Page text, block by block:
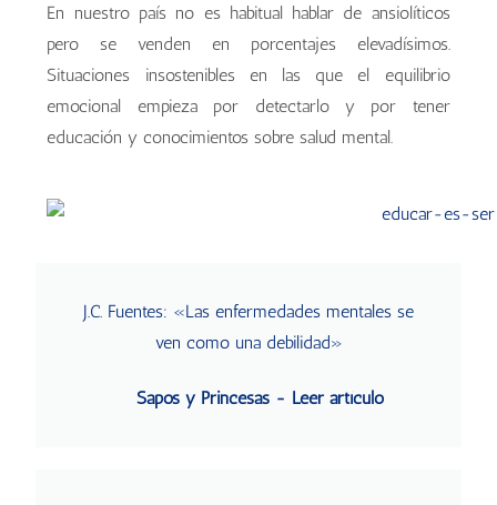
En nuestro país no es habitual hablar de ansiolíticos
pero se venden en porcentajes elevadísimos.
Situaciones insostenibles en las que el equilibrio
emocional empieza por detectarlo y por tener
educación y conocimientos sobre salud mental.
J.C. Fuentes: «Las enfermedades mentales se
ven como una debilidad»
Sapos y Princesas - Leer artículo